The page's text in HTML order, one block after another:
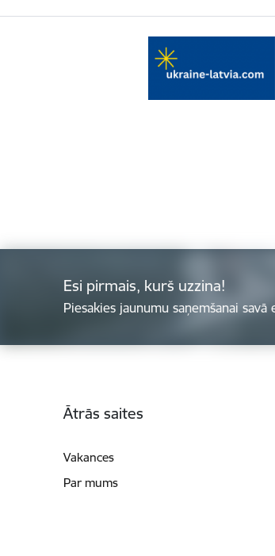
Esi pirmais, kurš uzzina!
Piesakies jaunumu saņemšanai savā
Ātrās saites
Vakances
Par mums